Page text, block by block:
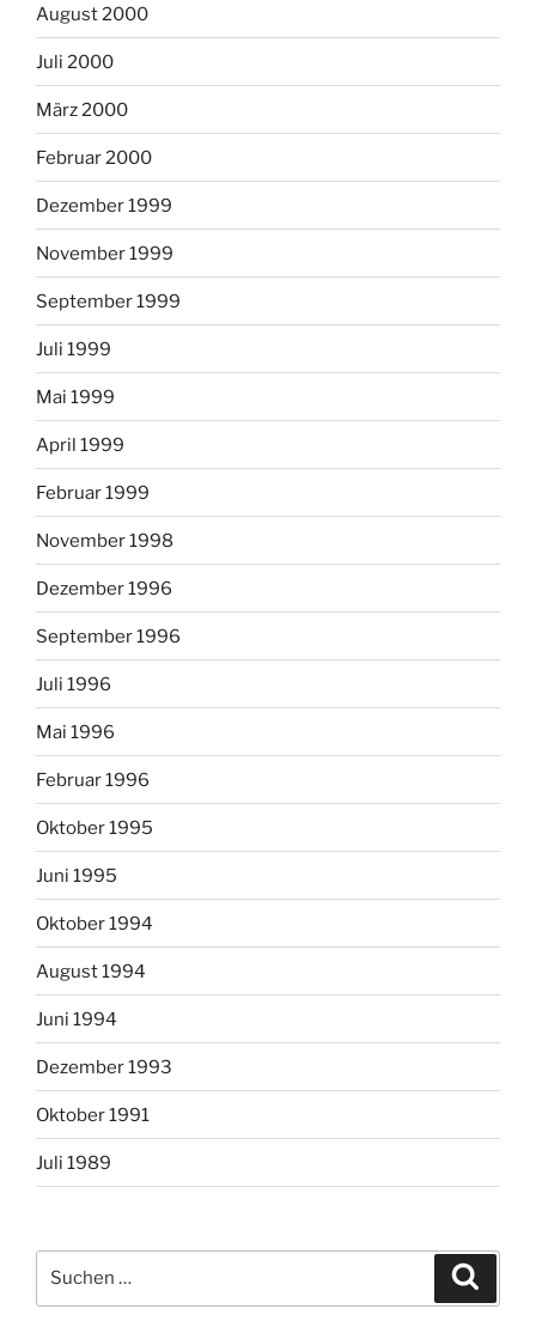
August 2000
Juli 2000
März 2000
Februar 2000
Dezember 1999
November 1999
September 1999
Juli 1999
Mai 1999
April 1999
Februar 1999
November 1998
Dezember 1996
September 1996
Juli 1996
Mai 1996
Februar 1996
Oktober 1995
Juni 1995
Oktober 1994
August 1994
Juni 1994
Dezember 1993
Oktober 1991
Juli 1989
nach: